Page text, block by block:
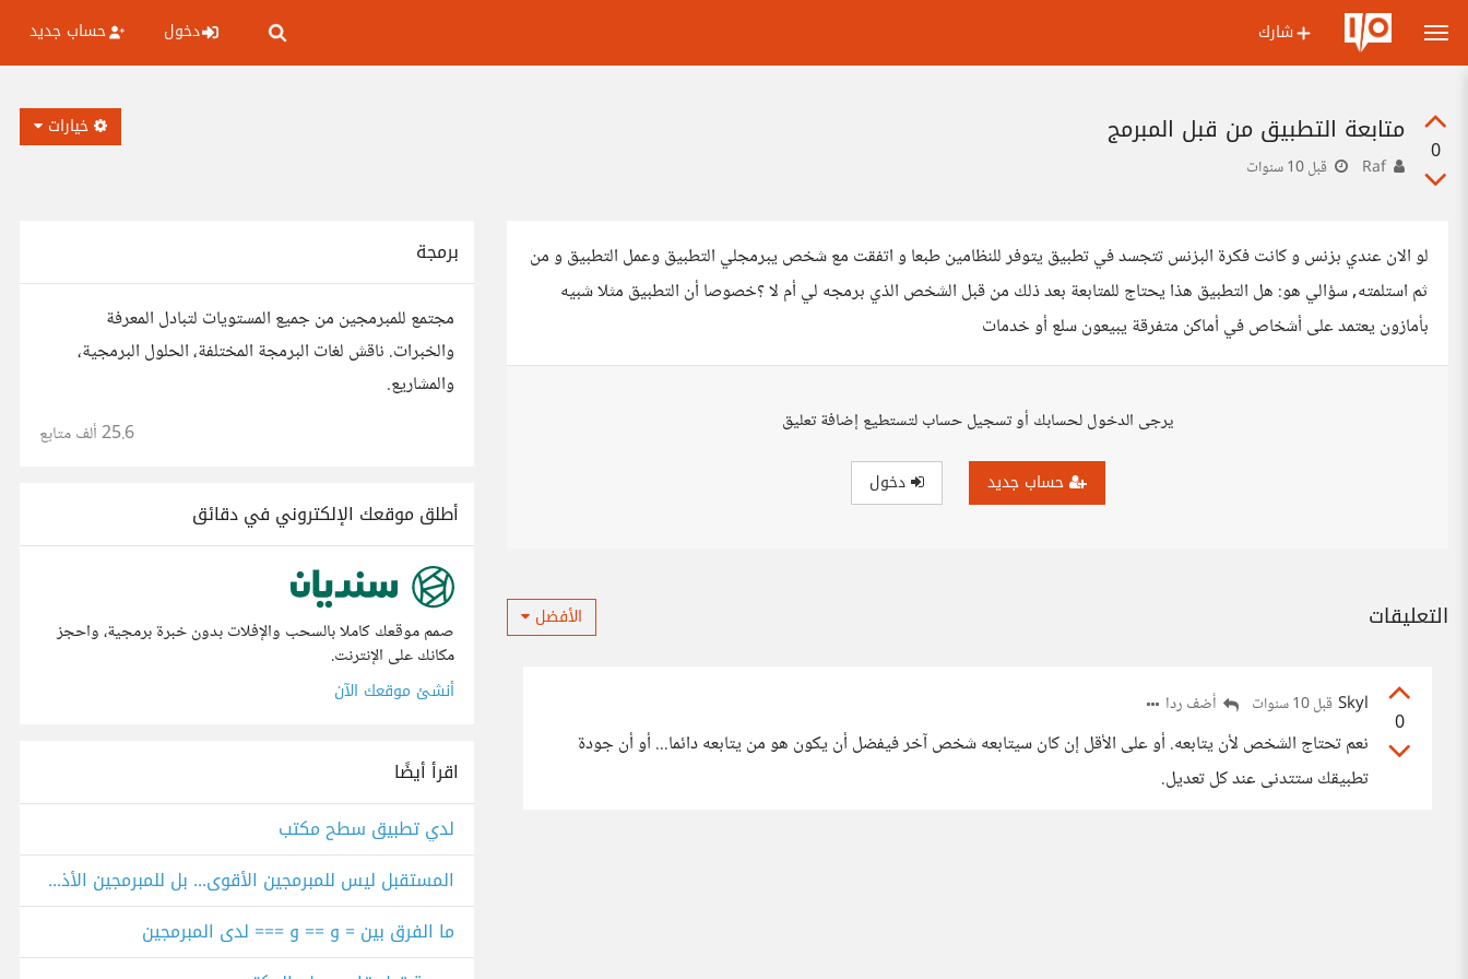
شارك دخول حساب جديد
0
متابعة التطبيق من قبل المبرمج
قبل 10 سنوات
خيارات
لو الان عندي بزنس و كانت فكرة البزنس تتجسد في تطبيق يتوفر للنظامين طبعا و اتفقت مع شخص يبرمجلي التطبيق وعمل التطبيق و من
ثم استلمته, سؤالي هو: هل التطبيق هذا يحتاج للمتابعة بعد ذلك من قبل الشخص الذي برمجه لي أم لا ؟خصوصا أن التطبيق مثلا شبيه
بأمازون يعتمد على أشخاص في أماكن متفرقة يبيعون سلع أو خدمات
يرجى الدخول لحسابك أو تسجيل حساب لتستطيع إضافة تعليق
حساب جديد دخول
التعليقات الأفضل
0
Skyl قبل 10 سنوات أضف ردا
نعم تحتاج الشخص لأن يتابعه. أو على الأقل إن كان سيتابعه شخص آخر فيفضل أن يكون هو من يتابعه دائما... أو أن جودة
تطبيقك ستتدنى عند كل تعديل.
برمجة
مجتمع للمبرمجين من جميع المستويات لتبادل المعرفة
والخبرات. ناقش لغات البرمجة المختلفة، الحلول البرمجية،
والمشاريع.
25.6 ألف متابع
أطلق موقعك الإلكتروني في دقائق
صمم موقعك كاملا بالسحب والإفلات بدون خبرة برمجية، واحجز
مكانك على الإنترنت.
أنشئ موقعك الآن
اقرأ أيضًا
لدي تطبيق سطح مكتب
المستقبل ليس للمبرمجين الأقوى... بل للمبرمجين الأذكى
ما الفرق بين = و == و === لدى المبرمجين